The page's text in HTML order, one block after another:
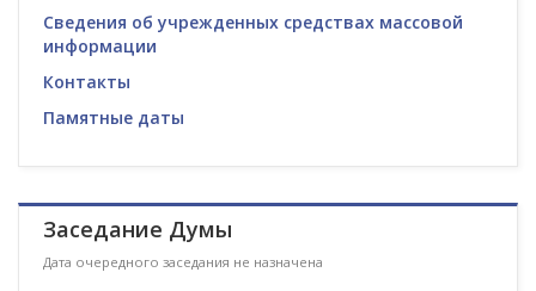
Сведения об учрежденных средствах массовой
информации
Контакты
Памятные даты
Заседание Думы
Дата очередного заседания не назначена